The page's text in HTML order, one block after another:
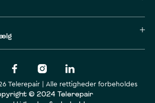
Telerepair | Alle rettigheder forbeholdes
© 2024 Telerepair